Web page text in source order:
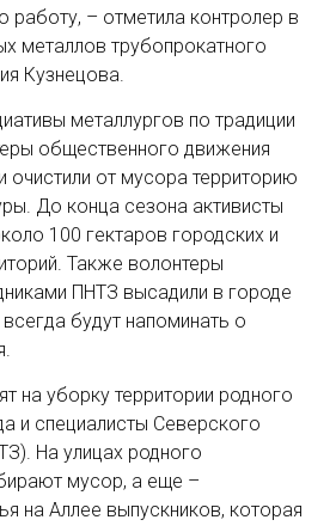
работу, – отметила контролер в
металлов трубопрокатного
Кузнецова.
металлургов по традиции
общественного движения
очистили от мусора территорию
До конца сезона активисты
100 гектаров городских и
Также волонтеры
ПНТЗ высадили в городе
будут напоминать о
на уборку территории родного
и специалисты Северского
На улицах родного
мусор, а еще –
на Аллее выпускников, которая